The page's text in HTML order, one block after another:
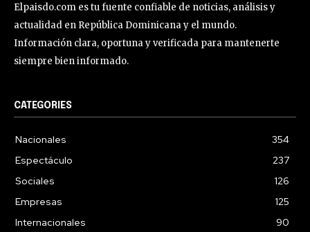
Elpaisdo.com es tu fuente confiable de noticias, análisis y
actualidad en República Dominicana y el mundo.
Información clara, oportuna y verificada para mantenerte
siempre bien informado.
CATEGORIES
Nacionales
354
Espectáculo
237
Sociales
126
Empresas
125
Internacionales
90